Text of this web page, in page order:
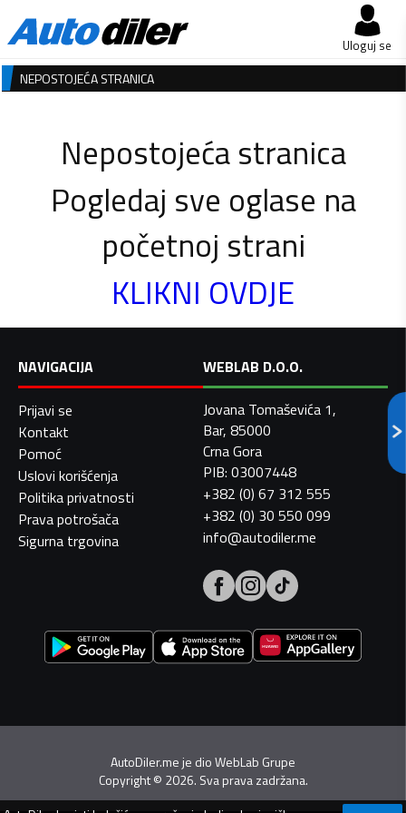
Uloguj se
NEPOSTOJEĆA STRANICA
Nepostojeća stranica
Pogledaj sve oglase na
početnoj strani
KLIKNI OVDJE
NAVIGACIJA
Prijavi se
Kontakt
Pomoć
Uslovi korišćenja
Politika privatnosti
Prava potrošača
Sigurna trgovina
WEBLAB D.O.O.
Jovana Tomaševića 1,
Bar, 85000
Crna Gora
PIB: 03007448
+382 (0) 67 312 555
+382 (0) 30 550 099
info@autodiler.me
AutoDiler.me je dioWebLab Grupe
Copyright© 2026. Sva prava zadržana.